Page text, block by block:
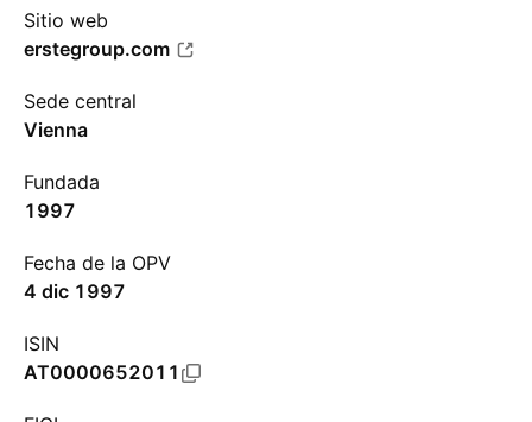
Sitio web
erstegroup.com
Sede central
Vienna
Fundada
1997
Fecha de la OPV
4 dic 1997
ISIN
AT0000652011